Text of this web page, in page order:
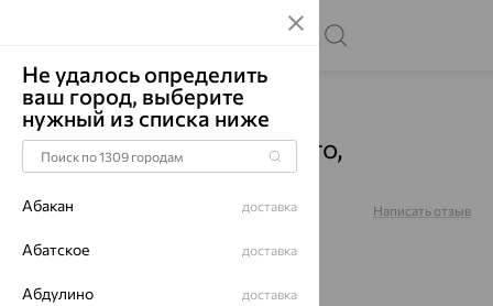
Главная Каталог Серьги Бриллиант
Непарные серьги, золото,
бриллиант, БР152445
Артикул: Написать отзыв
Не удалось определить
ваш город, выберите
нужный из списка ниже
Абакан доставка
Абатское доставка
Абдулино доставка